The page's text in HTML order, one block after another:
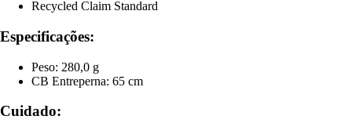
Recycled Claim Standard
Especificações:
Peso: 280,0 g
CB Entreperna: 65 cm
Cuidado: